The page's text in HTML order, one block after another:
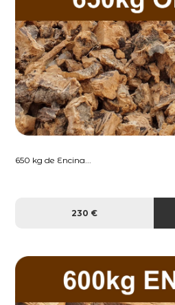
650 kg de Encina...
230 €